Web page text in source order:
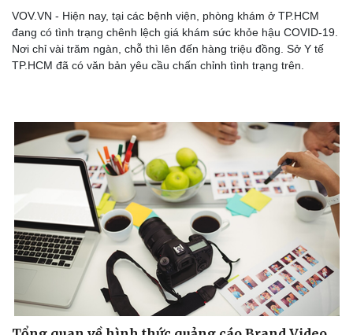
VOV.VN - Hiện nay, tại các bệnh viện, phòng khám ở TP.HCM
đang có tình trạng chênh lệch giá khám sức khỏe hậu COVID-19.
Nơi chỉ vài trăm ngàn, chỗ thì lên đến hàng triệu đồng. Sở Y tế
TP.HCM đã có văn bản yêu cầu chấn chỉnh tình trạng trên.